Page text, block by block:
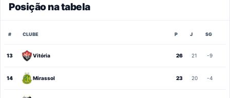
Posição na tabela
# CLUBE P J SG
13 Vitória 26 21 -9
14 Mirassol 23 20 -4